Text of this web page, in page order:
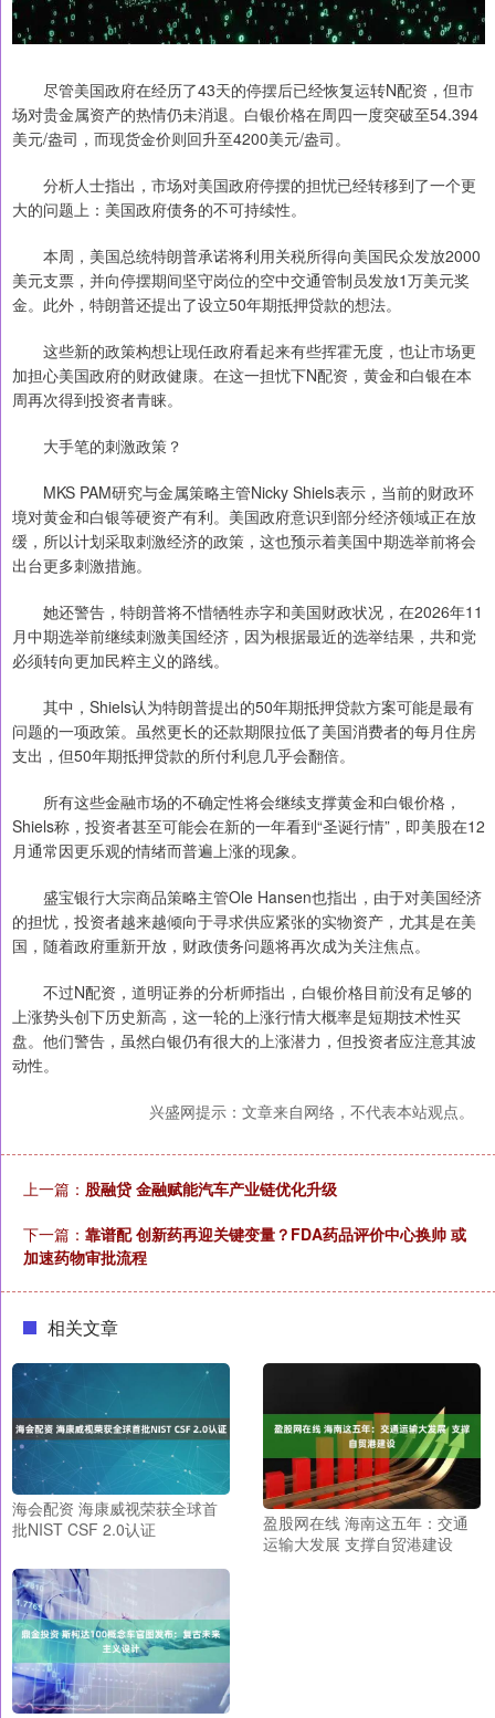
尽管美国政府在经历了43天的停摆后已经恢复运转N配资，但市
场对贵金属资产的热情仍未消退。白银价格在周四一度突破至54.394
美元/盎司，而现货金价则回升至4200美元/盎司。
分析人士指出，市场对美国政府停摆的担忧已经转移到了一个更
大的问题上：美国政府债务的不可持续性。
本周，美国总统特朗普承诺将利用关税所得向美国民众发放2000
美元支票，并向停摆期间坚守岗位的空中交通管制员发放1万美元奖
金。此外，特朗普还提出了设立50年期抵押贷款的想法。
这些新的政策构想让现任政府看起来有些挥霍无度，也让市场更
加担心美国政府的财政健康。在这一担忧下N配资，黄金和白银在本
周再次得到投资者青睐。
大手笔的刺激政策？
MKS PAM研究与金属策略主管Nicky Shiels表示，当前的财政环
境对黄金和白银等硬资产有利。美国政府意识到部分经济领域正在放
缓，所以计划采取刺激经济的政策，这也预示着美国中期选举前将会
出台更多刺激措施。
她还警告，特朗普将不惜牺牲赤字和美国财政状况，在2026年11
月中期选举前继续刺激美国经济，因为根据最近的选举结果，共和党
必须转向更加民粹主义的路线。
其中，Shiels认为特朗普提出的50年期抵押贷款方案可能是最有
问题的一项政策。虽然更长的还款期限拉低了美国消费者的每月住房
支出，但50年期抵押贷款的所付利息几乎会翻倍。
所有这些金融市场的不确定性将会继续支撑黄金和白银价格，
Shiels称，投资者甚至可能会在新的一年看到“圣诞行情”，即美股在12
月通常因更乐观的情绪而普遍上涨的现象。
盛宝银行大宗商品策略主管Ole Hansen也指出，由于对美国经济
的担忧，投资者越来越倾向于寻求供应紧张的实物资产，尤其是在美
国，随着政府重新开放，财政债务问题将再次成为关注焦点。
不过N配资，道明证券的分析师指出，白银价格目前没有足够的
上涨势头创下历史新高，这一轮的上涨行情大概率是短期技术性买
盘。他们警告，虽然白银仍有很大的上涨潜力，但投资者应注意其波
动性。
兴盛网提示：文章来自网络，不代表本站观点。
上一篇： 股融贷 金融赋能汽车产业链优化升级
下一篇： 靠谱配 创新药再迎关键变量？FDA药品评价中心换帅 或
加速药物审批流程
相关文章
海会配资 海康威视荣获全球首
批NIST CSF 2.0认证
盈股网在线 海南这五年：交通
运输大发展 支撑自贸港建设